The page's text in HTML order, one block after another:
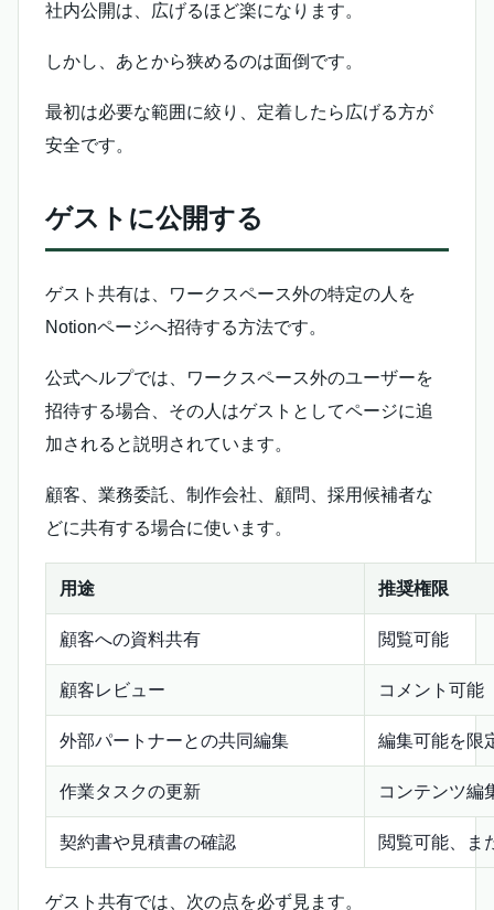
社内公開は、広げるほど楽になります。
しかし、あとから狭めるのは面倒です。
最初は必要な範囲に絞り、定着したら広げる方が
安全です。
ゲストに公開する
ゲスト共有は、ワークスペース外の特定の人を
Notionページへ招待する方法です。
公式ヘルプでは、ワークスペース外のユーザーを
招待する場合、その人はゲストとしてページに追
加されると説明されています。
顧客、業務委託、制作会社、顧問、採用候補者な
どに共有する場合に使います。
用途 推奨権限
顧客への資料共有 閲覧可能
顧客レビュー コメント可能
外部パートナーとの共同編集 編集可能を限
作業タスクの更新 コンテンツ編
契約書や見積書の確認 閲覧可能、ま
ゲスト共有では、次の点を必ず見ます。